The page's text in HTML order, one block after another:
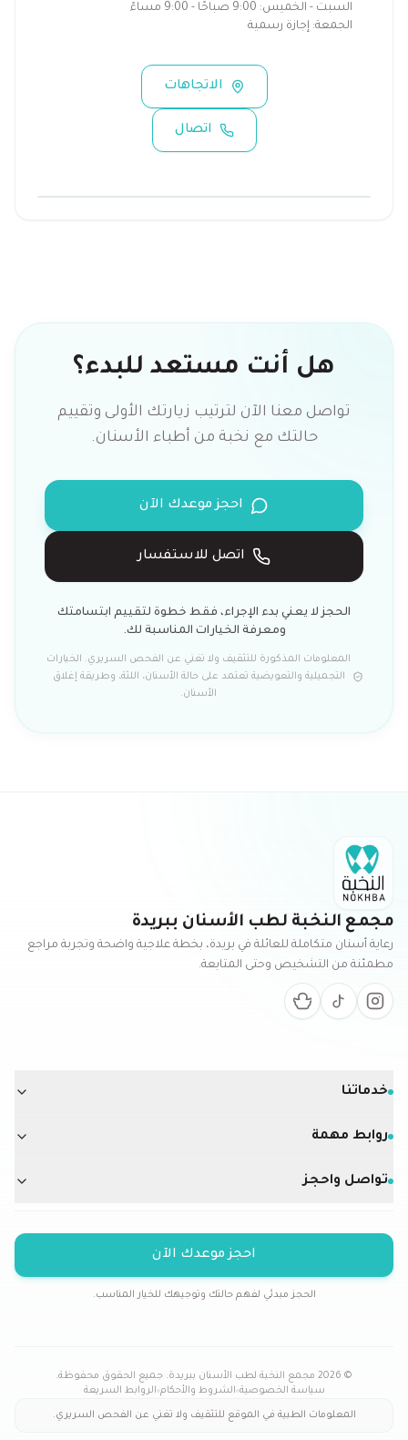
السبت - الخميس: 9:00 صباحًا - 9:00 مساءً
الجمعة: إجازة رسمية
الاتجاهات
اتصال
هل أنت مستعد للبدء؟
تواصل معنا الآن لترتيب زيارتك الأولى وتقييم
حالتك مع نخبة من أطباء الأسنان.
احجز موعدك الآن
اتصل للاستفسار
الحجز لا يعني بدء الإجراء، فقط خطوة لتقييم ابتسامتك
ومعرفة الخيارات المناسبة لك.
المعلومات المذكورة للتثقيف ولا تغني عن الفحص السريري. الخيارات
التجميلية والتعويضية تعتمد على حالة الأسنان، اللثة، وطريقة إغلاق
الأسنان.
مجمع النخبة لطب الأسنان ببريدة
رعاية أسنان متكاملة للعائلة في بريدة، بخطة علاجية واضحة وتجربة مراجع
مطمئنة من التشخيص وحتى المتابعة.
خدماتنا
روابط مهمة
تواصل واحجز
احجز موعدك الآن
الحجز مبدئي لفهم حالتك وتوجيهك للخيار المناسب.
©
2026 مجمع النخبة لطب الأسنان ببريدة. جميع الحقوق محفوظة.
سياسة الخصوصية الشروط والأحكام الروابط السريعة
المعلومات الطبية في الموقع للتثقيف ولا تغني عن الفحص السريري.